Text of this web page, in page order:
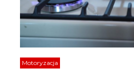
Motoryzacja